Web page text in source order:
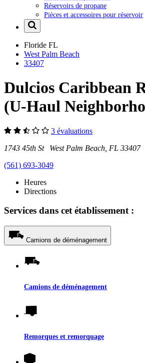
Réservoirs de propane
Pièces et accessoires pour réservoir
Floride FL
West Palm Beach
33407
Dulcios Caribbean
(U-Haul
3 évaluations
1743 45th St West Palm Beach, FL 33407
(561) 693-3049
Heures
Directions
Services dans cet établissement :
Camions de déménagement
Camions de déménagement
Remorques et remorquage